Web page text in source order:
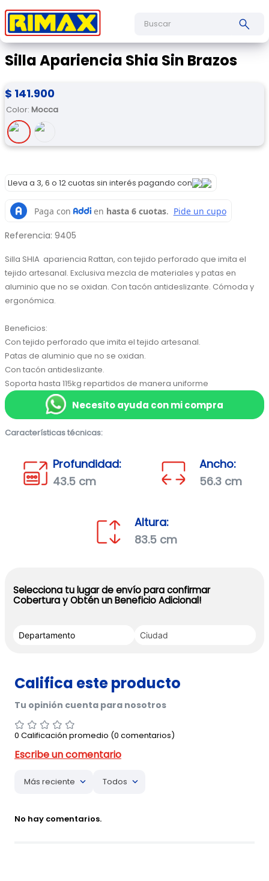
Silla Apariencia Shia Sin Brazos
$ 141.900
Color: Mocca
Lleva a 3, 6 o 12 cuotas sin interés pagando con
Referencia: 9405
Silla SHIA  apariencia Rattan, con tejido perforado que imita el
tejido artesanal. Exclusiva mezcla de materiales y patas en
aluminio que no se oxidan. Con tacón antideslizante. Cómoda y
ergonómica.
Beneficios:
Con tejido perforado que imita el tejido artesanal.
Patas de aluminio que no se oxidan.
Con tacón antideslizante.
Soporta hasta 115kg repartidos de manera uniforme
Necesito ayuda con mi compra
Características técnicas:
Profundidad:
43.5 cm
Ancho:
56.3 cm
Altura:
83.5 cm
Selecciona tu lugar de envío para confirmar
Cobertura y Obtén un Beneficio Adicional!
0 Calificación promedio (0 comentarios)
Más reciente Todos
No hay comentarios.